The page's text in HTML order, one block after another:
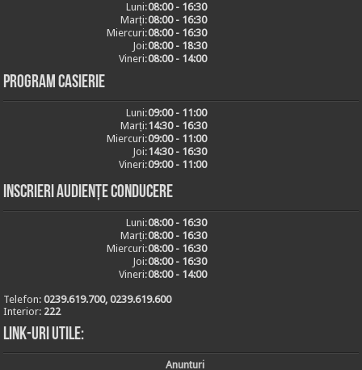
Luni:08:00 - 16:30
Marți:08:00 - 16:30
Miercuri:08:00 - 16:30
Joi:08:00 - 18:30
Vineri:08:00 - 14:00
Program casierie
Luni:09:00 - 11:00
Marți:14:30 - 16:30
Miercuri:09:00 - 11:00
Joi:14:30 - 16:30
Vineri:09:00 - 11:00
Inscrieri audiențe conducere
Luni:08:00 - 16:30
Marți:08:00 - 16:30
Miercuri:08:00 - 16:30
Joi:08:00 - 16:30
Vineri:08:00 - 14:00
Telefon:0239.619.700, 0239.619.600
Interior: 222
Link-uri utile:
Anunturi